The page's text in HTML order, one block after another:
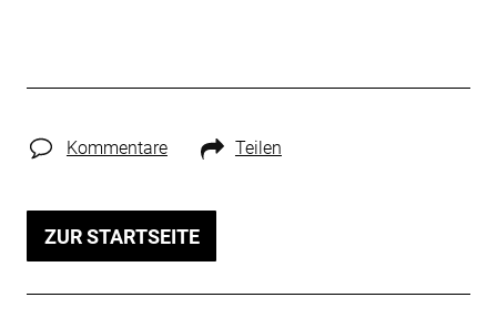
Kommentare Teilen
ZUR STARTSEITE